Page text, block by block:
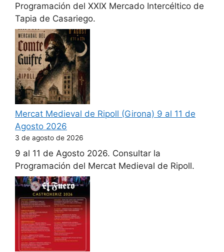
Programación del XXIX Mercado Intercéltico de
Tapia de Casariego.
Mercat Medieval de Ripoll (Girona) 9 al 11 de
Agosto 2026
3 de agosto de 2026
9 al 11 de Agosto 2026. Consultar la
Programación del Mercat Medieval de Ripoll.